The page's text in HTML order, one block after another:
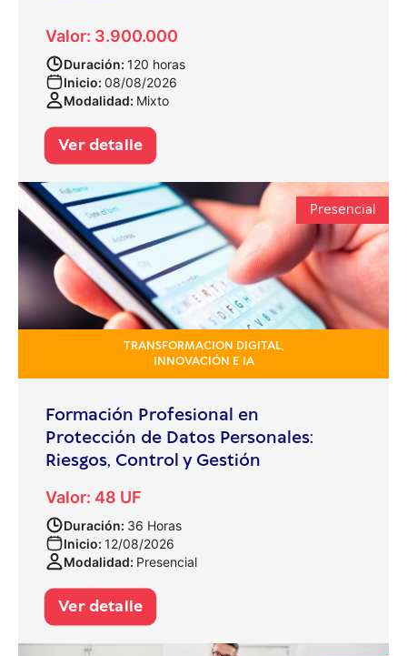
Valor: 3.900.000
Duración: 120 horas
Inicio: 08/08/2026
Modalidad: Mixto
Ver detalle
Presencial
TRANSFORMACION DIGITAL,
INNOVACIÓN E IA
Formación Profesional en
Protección de Datos Personales:
Riesgos, Control y Gestión
Valor: 48 UF
Duración: 36 Horas
Inicio: 12/08/2026
Modalidad: Presencial
Ver detalle